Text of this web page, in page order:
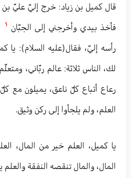
قال كميل بن زياد: خرج إليّ عليّ بن
فأخذ بيدي وأخرجني إلى الجبّان ١
رأسه إليّ، فقال(عليه السلام): يا
لك، الناس ثلاثة: عالم ربّاني،
رعاع أتباع كلّ ناعق، يميلون مع
العلم، ولم يلجأوا إلى ركن وثيق.
يا كميل، العلم خير من المال،
المال، والمال تنقصه النفقة والعلم